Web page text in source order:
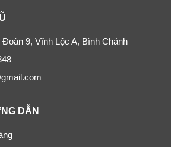
9, Vĩnh Lộc A, Bình Chánh
DẪN